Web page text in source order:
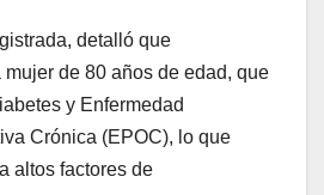
detalló que
de 80 años de edad, que
y Enfermedad
Crónica (EPOC), lo que
altos factores de